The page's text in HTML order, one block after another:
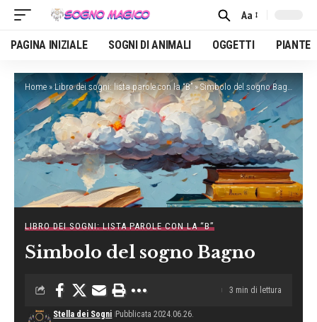
Font
Resizer
Aa
PAGINA INIZIALE SOGNI DI ANIMALI OGGETTI PIANTE
Home »Libro dei sogni: lista parole con la “B”»Simbolo del sogno Bagno
LIBRO DEI SOGNI: LISTA PAROLE CON LA “B”
Simbolo del sogno Bagno
Stella dei Sogni Pubblicata 2024.06.26.
3 min di lettura